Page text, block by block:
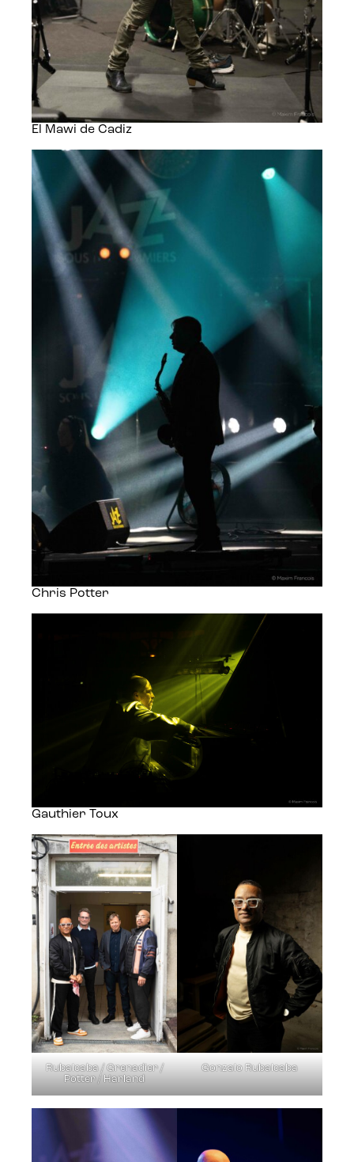
El Mawi de Cadiz
Chris Potter
Gauthier Toux
Rubalcaba / Grenadier /
Potter / Harland
Gonzalo Rubalcaba